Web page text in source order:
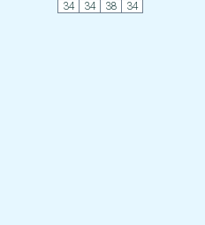
34
34 38 34